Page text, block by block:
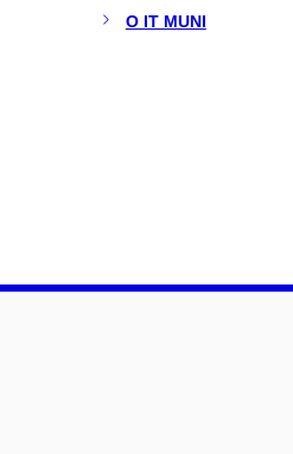
O IT MUNI